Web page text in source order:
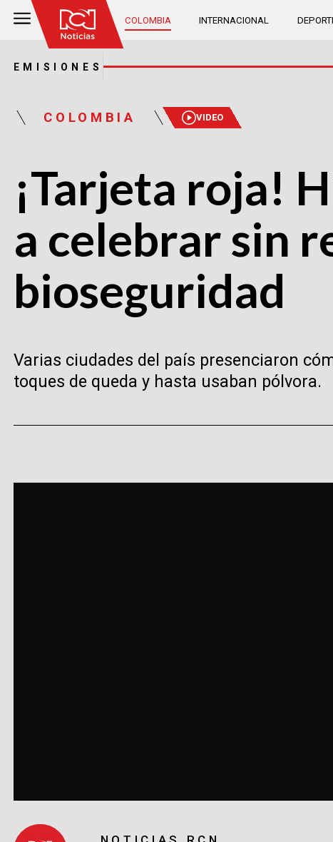
COLOMBIA INTERNACIONAL
EMISIONES
COLOMBIA VIDEO
¡Tarjeta roja!
a celebrar sin
bioseguridad
Varias ciudades del país presenciaron
toques de queda y hasta usaban pólvora.